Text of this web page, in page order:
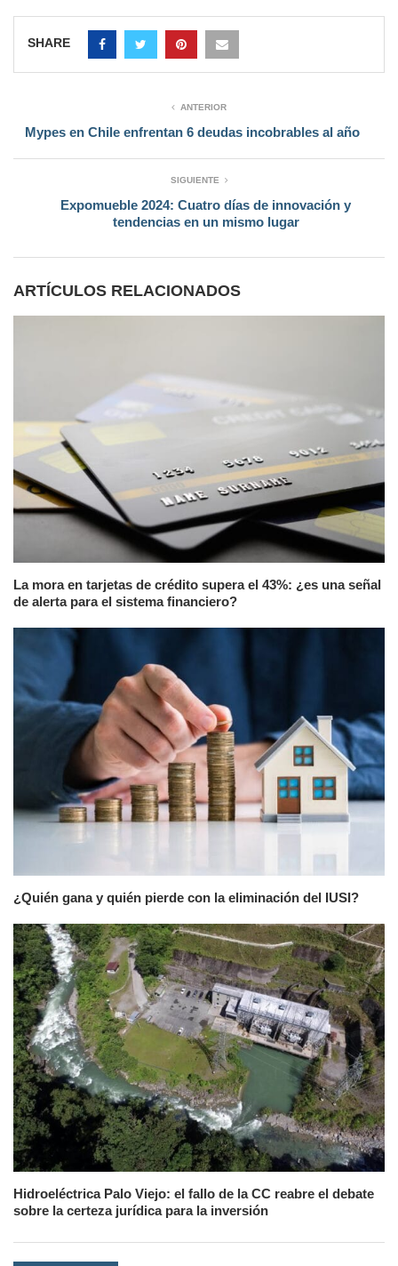
SHARE
ANTERIOR
Mypes en Chile enfrentan 6 deudas incobrables al año
SIGUIENTE
Expomueble 2024: Cuatro días de innovación y
tendencias en un mismo lugar
ARTÍCULOS RELACIONADOS
La mora en tarjetas de crédito supera el 43%: ¿es una señal
de alerta para el sistema financiero?
¿Quién gana y quién pierde con la eliminación del IUSI?
Hidroeléctrica Palo Viejo: el fallo de la CC reabre el debate
sobre la certeza jurídica para la inversión